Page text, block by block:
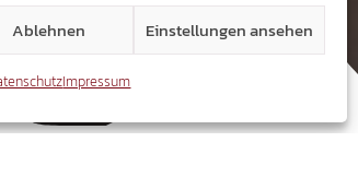
Ablehnen Einstellungen ansehen
Impressum